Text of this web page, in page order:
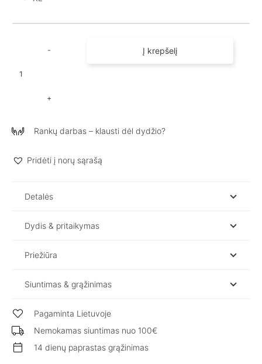
KAJA
Black
Į krepšelį
Rankų darbas – klausti dėl dydžio?
Pridėti į norų sąrašą
Detalės
Dydis & pritaikymas
Priežiūra
Siuntimas & grąžinimas
Pagaminta Lietuvoje
Nemokamas siuntimas nuo 100€
14 dienų paprastas grąžinimas